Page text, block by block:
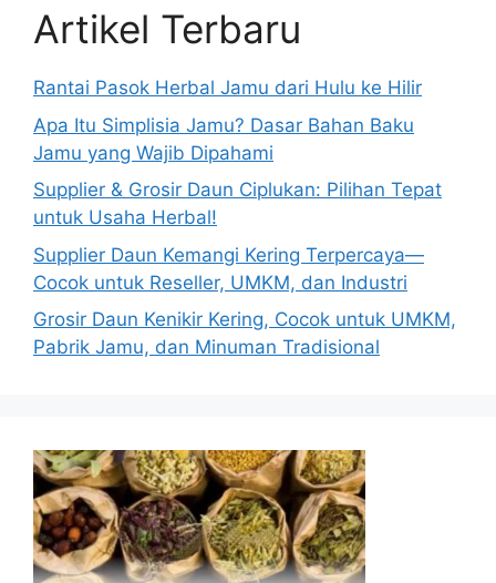
Artikel Terbaru
Rantai Pasok Herbal Jamu dari Hulu ke Hilir
Apa Itu Simplisia Jamu? Dasar Bahan Baku
Jamu yang Wajib Dipahami
Supplier & Grosir Daun Ciplukan: Pilihan Tepat
untuk Usaha Herbal!
Supplier Daun Kemangi Kering Terpercaya—
Cocok untuk Reseller, UMKM, dan Industri
Grosir Daun Kenikir Kering, Cocok untuk UMKM,
Pabrik Jamu, dan Minuman Tradisional